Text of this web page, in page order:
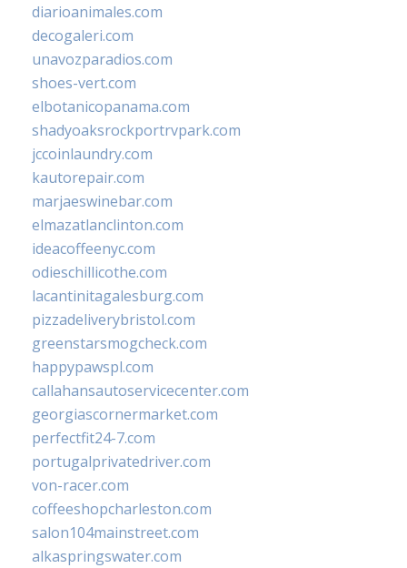
diarioanimales.com
decogaleri.com
unavozparadios.com
shoes-vert.com
elbotanicopanama.com
shadyoaksrockportrvpark.com
jccoinlaundry.com
kautorepair.com
marjaeswinebar.com
elmazatlanclinton.com
ideacoffeenyc.com
odieschillicothe.com
lacantinitagalesburg.com
pizzadeliverybristol.com
greenstarsmogcheck.com
happypawspl.com
callahansautoservicecenter.com
georgiascornermarket.com
perfectfit24-7.com
portugalprivatedriver.com
von-racer.com
coffeeshopcharleston.com
salon104mainstreet.com
alkaspringswater.com